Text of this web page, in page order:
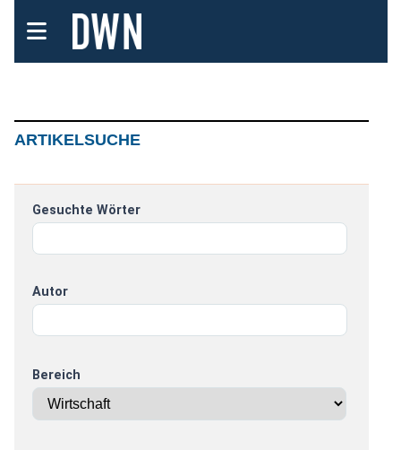
ARTIKELSUCHE
Gesuchte Wörter
Autor
Bereich